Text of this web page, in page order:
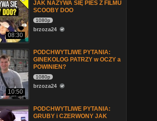
08:30
JAK NAZYWA SIĘ PIES Z FILMU
SCOOBY DOO
1080p
brzoza24
10:50
PODCHWYTLIWE PYTANIA:
GINEKOLOG PATRZY w OCZY a
POWINIEN?
1080p
brzoza24
PODCHWYTLIWE PYTANIA:
GRUBY i CZERWONY JAK